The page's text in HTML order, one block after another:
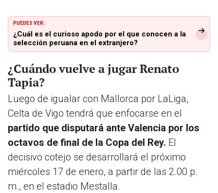
PUEDES VER:
¿Cuál es el curioso apodo por el que conocen a la
selección peruana en el extranjero?
¿Cuándo vuelve a jugar Renato
Tapia?
Luego de igualar con Mallorca por LaLiga,
Celta de Vigo tendrá que enfocarse en el
partido que disputará ante Valencia por los
octavos de final de la Copa del Rey. El
decisivo cotejo se desarrollará el próximo
miércoles 17 de enero, a partir de las 2.00 p.
m., en el estadio Mestalla.